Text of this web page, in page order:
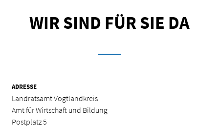
WIR SIND FÜR SIE DA
ADRESSE
Landratsamt Vogtlandkreis
Amt für Wirtschaft und Bildung
Postplatz 5